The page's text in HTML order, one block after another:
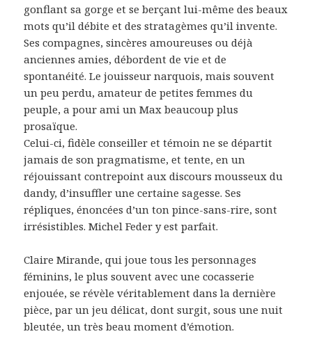
gonflant sa gorge et se berçant lui-même des beaux
mots qu’il débite et des stratagèmes qu’il invente.
Ses compagnes, sincères amoureuses ou déjà
anciennes amies, débordent de vie et de
spontanéité. Le jouisseur narquois, mais souvent
un peu perdu, amateur de petites femmes du
peuple, a pour ami un Max beaucoup plus
prosaïque.
Celui-ci, fidèle conseiller et témoin ne se départit
jamais de son pragmatisme, et tente, en un
réjouissant contrepoint aux discours mousseux du
dandy, d’insuffler une certaine sagesse. Ses
répliques, énoncées d’un ton pince-sans-rire, sont
irrésistibles. Michel Feder y est parfait.
Claire Mirande, qui joue tous les personnages
féminins, le plus souvent avec une cocasserie
enjouée, se révèle véritablement dans la dernière
pièce, par un jeu délicat, dont surgit, sous une nuit
bleutée, un très beau moment d’émotion.